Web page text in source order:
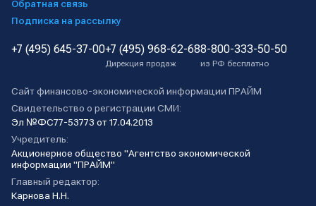
Обратная связь
Подписка на рассылку
+7 (495) 645-37-00+7 (495) 968-62-68
Дирекция продаж
8-800-333-50-50
из РФ бесплатно
Сайт финансово-экономической информации ПРАЙМ
Свидетельство о регистрации СМИ:
Эл №ФС77-53773 от 17.04.2013
Учредитель:
Акционерное общество "Агентство экономической
информации "ПРАЙМ"
Главный редактор:
Карнова Н.Н.